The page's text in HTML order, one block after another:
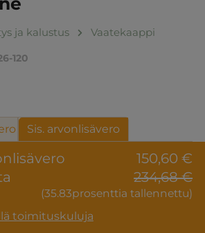
ja kalustus Vaatekaappi
120
150,60 €
234,68 €
(35.83prosenttia tallennettu)
toimituskuluja
Sis. arvonlisävero